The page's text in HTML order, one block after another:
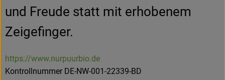
und Freude statt mit erhobenem
Zeigefinger.
https://www.nurpuurbio.de
Kontrollnummer DE-NW-001-22339-BD